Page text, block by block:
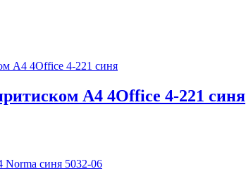
А4 4Office 4-221 синя